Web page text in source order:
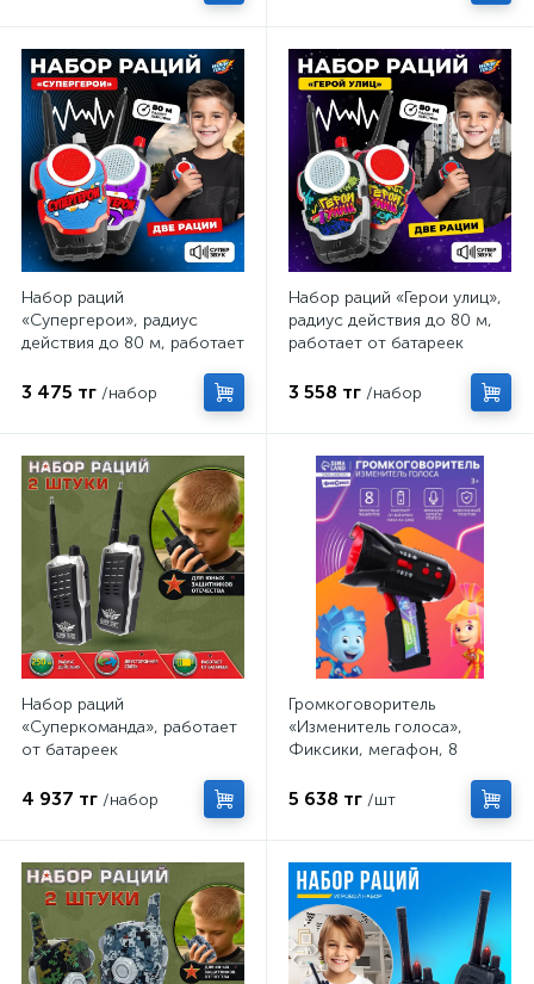
Набор раций
«Супергерои», радиус
действия до 80 м, работает
3 475 тг /набор
Набор раций «Герои улиц»,
радиус действия до 80 м,
работает от батареек
3 558 тг /набор
Набор раций
«Суперкоманда», работает
от батареек
4 937 тг /набор
Громкоговоритель
«Изменитель голоса»,
Фиксики, мегафон, 8
5 638 тг /шт